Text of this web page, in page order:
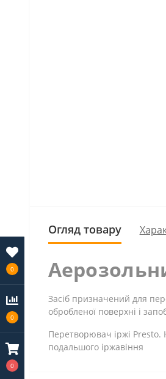
0
0
0
Огляд товару
Засіб призначений для
обробленої поверхні і
Перетворювач іржі Presto.
подальшого іржавіння